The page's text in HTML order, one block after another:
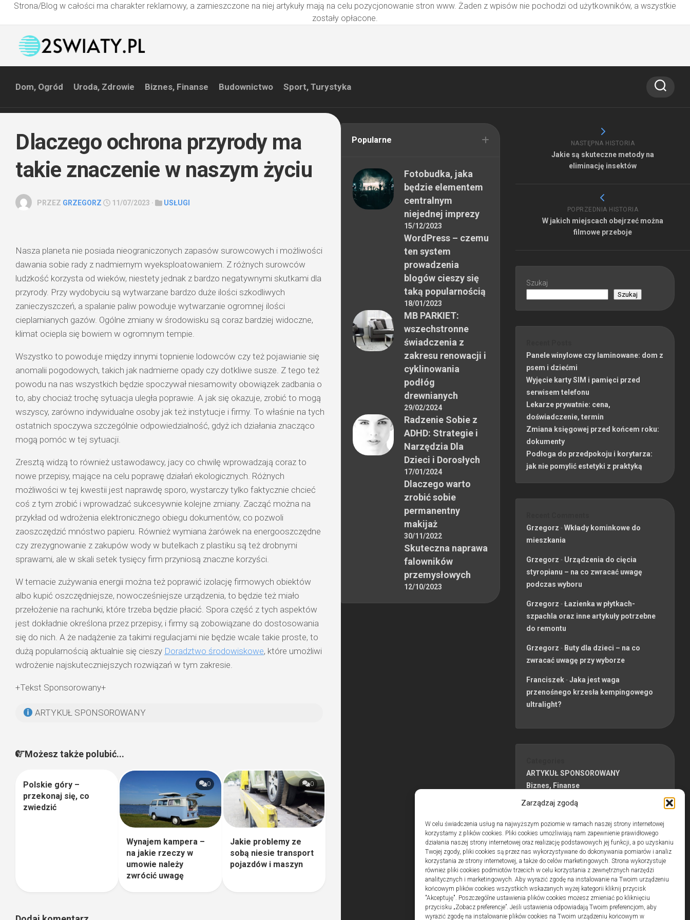
Zarządzaj zgodą
W celu świadczenia usług na najwyższym poziomie w ramach naszej strony internetowej
korzystamy z plików cookies. Pliki cookies umożliwiają nam zapewnienie prawidłowego
działania naszej strony internetowej oraz realizację podstawowych jej funkcji, a po uzyskaniu
Twojej zgody, pliki cookies są przez nas wykorzystywane do dokonywania pomiarów i analiz
korzystania ze strony internetowej, a także do celów marketingowych. Strona wykorzystuje
również pliki cookies podmiotów trzecich w celu korzystania z zewnętrznych narzędzi
analitycznych i marketingowych. Aby wyrazić zgodę na instalowanie na Twoim urządzeniu
końcowym plików cookies wszystkich wskazanych wyżej kategorii kliknij przycisk
"Akceptuję". Poszczególne ustawienia plików cookies możesz zmieniać po kliknięciu
przycisku „Zobacz preferencje”. Jeśli ustawienia odpowiadają Twoim preferencjom, aby
wyrazić zgodę na instalowanie plików cookies na Twoim urządzeniu końcowym w
Strona/Blog w całości ma charakter reklamowy, a zamieszczone na niej artykuły mają na celu pozycjonowanie stron www. Żaden z wpisów nie pochodzi od użytkowników, a wszystkie
zostały opłacone.
Dom, Ogród Uroda, Zdrowie Biznes, Finanse Budownictwo Sport, Turystyka
Dlaczego ochrona przyrody ma
takie znaczenie w naszym życiu
PRZEZ GRZEGORZ 11/07/2023 · USŁUGI
Nasza planeta nie posiada nieograniczonych zapasów surowcowych i możliwości
dawania sobie rady z nadmiernym wyeksploatowaniem. Z różnych surowców
ludzkość korzysta od wieków, niestety jednak z bardzo negatywnymi skutkami dla
przyrody. Przy wydobyciu są wytwarzane bardzo duże ilości szkodliwych
zanieczyszczeń, a spalanie paliw powoduje wytwarzanie ogromnej ilości
cieplarnianych gazów. Ogólne zmiany w środowisku są coraz bardziej widoczne,
klimat ociepla się bowiem w ogromnym tempie.
Wszystko to powoduje między innymi topnienie lodowców czy też pojawianie się
anomalii pogodowych, takich jak nadmierne opady czy dotkliwe susze. Z tego też
powodu na nas wszystkich będzie spoczywał niesamowity obowiązek zadbania o
to, aby chociaż trochę sytuacja uległa poprawie. A jak się okazuje, zrobić to mogą
wszyscy, zarówno indywidualne osoby jak też instytucje i firmy. To właśnie na tych
ostatnich spoczywa szczególnie odpowiedzialność, gdyż ich działania znacząco
mogą pomóc w tej sytuacji.
Zresztą widzą to również ustawodawcy, jacy co chwilę wprowadzają coraz to
nowe przepisy, mające na celu poprawę działań ekologicznych. Różnych
możliwości w tej kwestii jest naprawdę sporo, wystarczy tylko faktycznie chcieć
coś z tym zrobić i wprowadzać sukcesywnie kolejne zmiany. Zacząć można na
przykład od wdrożenia elektronicznego obiegu dokumentów, co pozwoli
zaoszczędzić mnóstwo papieru. Również wymiana żarówek na energooszczędne
czy zrezygnowanie z zakupów wody w butelkach z plastiku są też drobnymi
sprawami, ale w skali setek tysięcy firm przyniosą znaczne korzyści.
W temacie zużywania energii można też poprawić izolację firmowych obiektów
albo kupić oszczędniejsze, nowocześniejsze urządzenia, to będzie też miało
przełożenie na rachunki, które trzeba będzie płacić. Spora część z tych aspektów
jest dokładnie określona przez przepisy, i firmy są zobowiązane do dostosowania
się do nich. A że nadążenie za takimi regulacjami nie będzie wcale takie proste, to
dużą popularnością aktualnie się cieszy Doradztwo środowiskowe, które umożliwi
wdrożenie najskuteczniejszych rozwiązań w tym zakresie.
+Tekst Sponsorowany+
ARTYKUŁ SPONSOROWANY
Możesz także polubić...
Polskie góry –
przekonaj się, co
zwiedzić
0
Wynajem kampera –
na jakie rzeczy w
umowie należy
zwrócić uwagę
0
Jakie problemy ze
sobą niesie transport
pojazdów i maszyn
NASTĘPNA HISTORIA
Jakie są skuteczne metody na
eliminację insektów
POPRZEDNIA HISTORIA
W jakich miejscach obejrzeć można
filmowe przeboje
Szukaj
Szukaj
Panele winylowe czy laminowane: dom z
psem i dziećmi
Wyjęcie karty SIM i pamięci przed
serwisem telefonu
Lekarze prywatnie: cena,
doświadczenie, termin
Zmiana księgowej przed końcem roku:
dokumenty
Podłoga do przedpokoju i korytarza:
jak nie pomylić estetyki z praktyką
Grzegorz -Wkłady kominkowe do
mieszkania
Grzegorz - Urządzenia do cięcia
styropianu – na co zwracać uwagę
podczas wyboru
Grzegorz -Łazienka w płytkach-
szpachla oraz inne artykuły potrzebne
do remontu
Grzegorz - Buty dla dzieci – na co
zwracać uwagę przy wyborze
Franciszek-Jaka jest waga
przenośnego krzesła kempingowego
ultralight?
ARTYKUŁ SPONSOROWANY
Biznes, Finanse
Dom, Ogród
Edukacja
Edukacja, Rozrywka
Inne
Pozostałe
Sport, Turystyka
Uroda, Zdrowie
Usługi
Popularne
Fotobudka, jaka
będzie elementem
centralnym
niejednej imprezy
15/12/2023
WordPress – czemu
ten system
prowadzenia
blogów cieszy się
taką popularnością
18/01/2023
MB PARKIET:
wszechstronne
świadczenia z
zakresu renowacji i
cyklinowania
podłóg
drewnianych
29/02/2024
Radzenie Sobie z
ADHD: Strategie i
Narzędzia Dla
Dzieci i Dorosłych
17/01/2024
Dlaczego warto
zrobić sobie
permanentny
makijaż
30/11/2022
Skuteczna naprawa
falowników
przemysłowych
12/10/2023